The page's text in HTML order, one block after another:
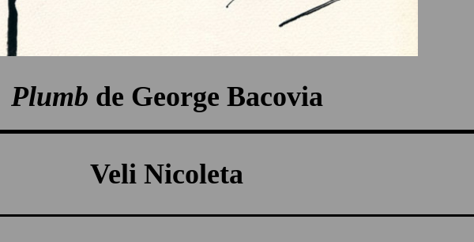
Plumb de George Bacovia
Veli Nicoleta